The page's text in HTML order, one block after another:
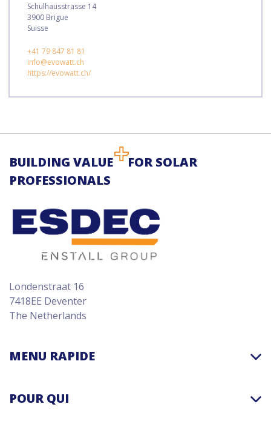
Schulhausstrasse 14
3900 Brigue
Suisse
+41 79 847 81 81
info@evowatt.ch
https://evowatt.ch/
BUILDING VALUE
FOR SOLAR
PROFESSIONALS
Londenstraat 16
7418EE Deventer
The Netherlands
MENU RAPIDE
POUR QUI